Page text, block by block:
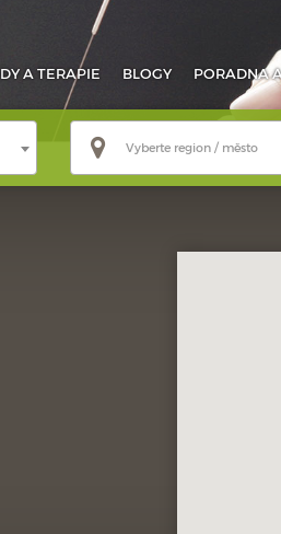
A TERAPIE BLOGY PORADNA
Vyberte region / město